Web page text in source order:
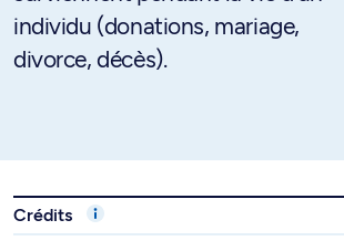
individu (donations, mariage,
divorce, décès).
Crédits